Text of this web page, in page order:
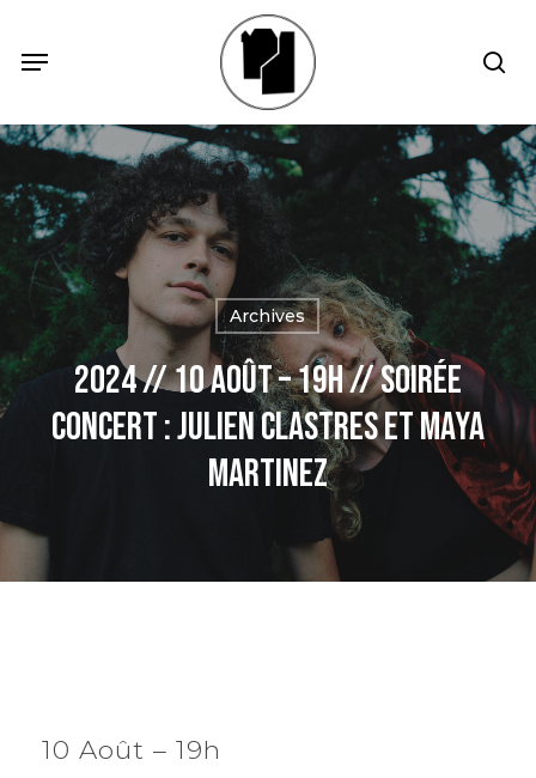
content
Menu
Archives
2024 // 10 Août – 19h // Soirée
concert : Julien Clastres et Maya
Martinez
10 Août – 19h
Menu